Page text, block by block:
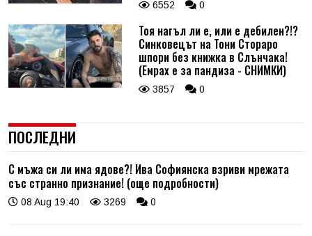
6552 0
Тоя нагъл ли е, или е дебилен?!?
Синковецът на Тони Стораро
шпори без книжка в Слънчака!
(Емрах е за пандиза - СНИМКИ)
3857 0
ПОСЛЕДНИ
С мъжа си ли има ядове?! Ива Софиянска взриви мрежата
със странно признание! (още подробности)
08 Aug 19:40 3269 0